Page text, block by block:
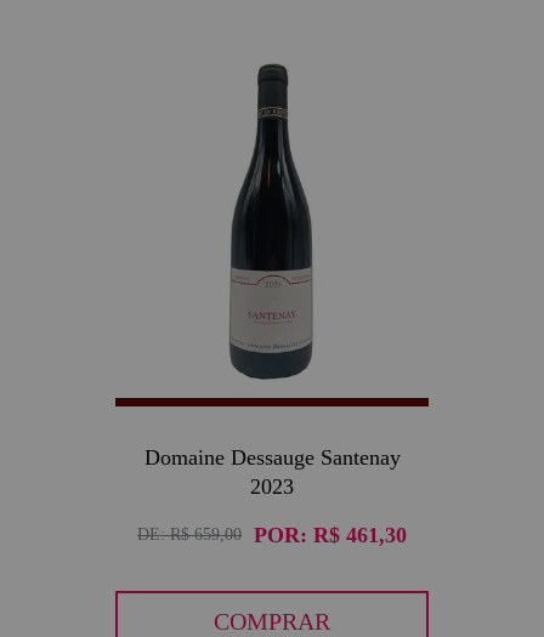
Domaine Dessauge Santenay
2023
DE:R$ 659,00 POR: R$ 461,30
COMPRAR